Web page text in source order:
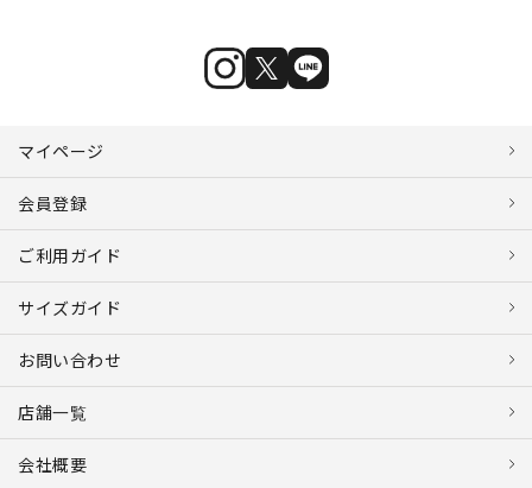
マイページ
会員登録
ご利用ガイド
サイズガイド
お問い合わせ
店舗一覧
会社概要